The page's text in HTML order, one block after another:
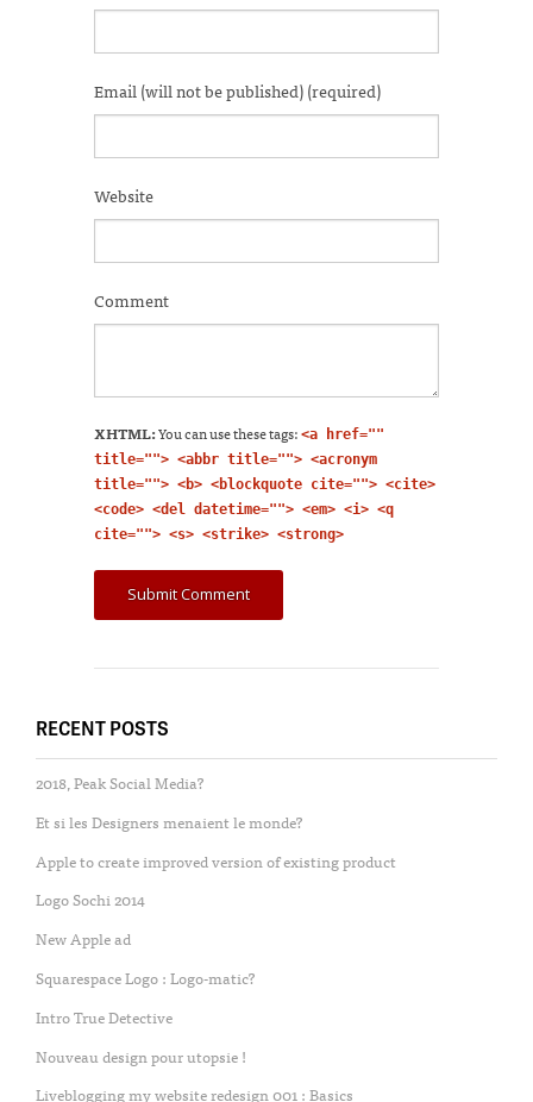
Email (will not be published) (required)
Website
Comment
XHTML:You can use these tags: <a href=""
title=""> <abbr title=""> <acronym
title=""> <b> <blockquote cite=""> <cite>
<code> <del datetime=""> <em> <i> <q
cite=""> <s> <strike> <strong>
RECENT POSTS
2018, Peak Social Media?
Et si les Designers menaient le monde?
Apple to create improved version of existing product
Logo Sochi 2014
New Apple ad
Squarespace Logo : Logo-matic?
Intro True Detective
Nouveau design pour utopsie !
Liveblogging my website redesign 001 : Basics